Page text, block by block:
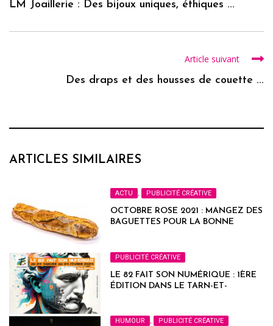
LM Joaillerie : Des bijoux uniques, éthiques ...
Article suivant
Des draps et des housses de couette ...
ARTICLES SIMILAIRES
ACTU , PUBLICITÉ CRÉATIVE
OCTOBRE ROSE 2021 : MANGEZ DES
BAGUETTES POUR LA BONNE
PUBLICITÉ CRÉATIVE
LE 82 FAIT SON NUMÉRIQUE : 1ÈRE
ÉDITION DANS LE TARN-ET-
HUMOUR , PUBLICITÉ CRÉATIVE